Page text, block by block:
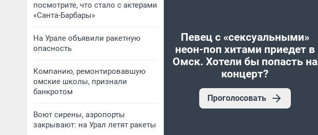
посмотрите, что стало с актерами
«Санта-Барбары»
На Урале объявили ракетную
опасность
Компанию, ремонтировавшую
омские школы, признали
банкротом
Воют сирены, аэропорты
закрывают: на Урал летят ракеты
Певец с «сексуальными»
неон-поп хитами приедет в
Омск. Хотели бы попасть на
концерт?
Проголосовать